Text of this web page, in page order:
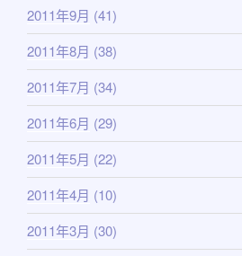
2011年9月 (41)
2011年8月 (38)
2011年7月 (34)
2011年6月 (29)
2011年5月 (22)
2011年4月 (10)
2011年3月 (30)